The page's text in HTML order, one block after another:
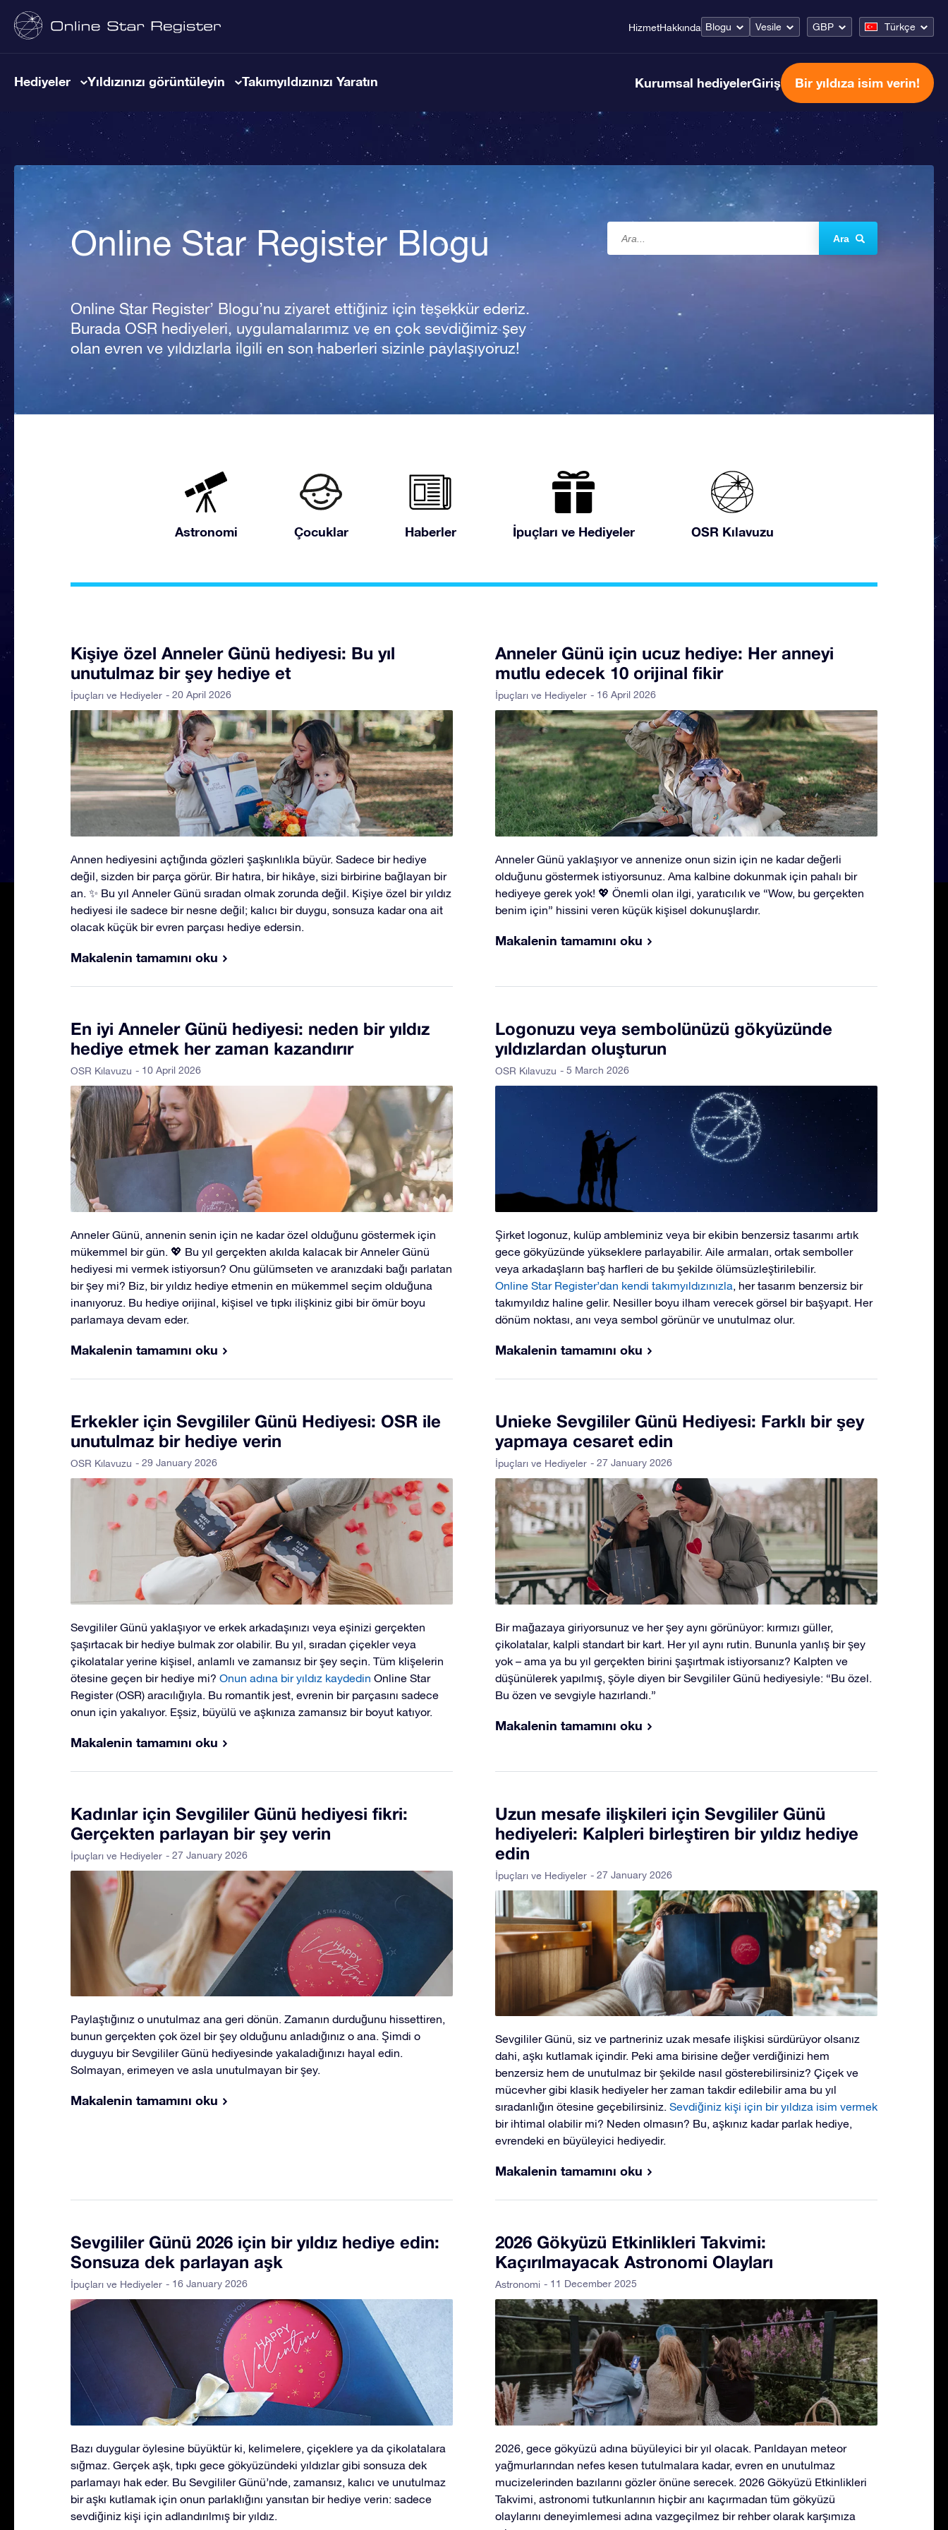
HizmetHakkında Blogu Vesile GBP Türkçe
Hediyeler Yıldızınızı görüntüleyin Takımyıldızınızı Yaratın Kurumsal hediyelerGiriş Bir yıldıza isim verin!
Online Star Register Blogu
Online Star Register’ Blogu’nu ziyaret ettiğiniz için teşekkür ederiz.
Burada OSR hediyeleri, uygulamalarımız ve en çok sevdiğimiz şey
olan evren ve yıldızlarla ilgili en son haberleri sizinle paylaşıyoruz!
Ara
Astronomi Çocuklar Haberler İpuçları ve Hediyeler OSR Kılavuzu
Kişiye özel Anneler Günü hediyesi: Bu yıl
unutulmaz bir şey hediye et
İpuçları ve Hediyeler - 20 April 2026
Annen hediyesini açtığında gözleri şaşkınlıkla büyür. Sadece bir hediye
değil, sizden bir parça görür. Bir hatıra, bir hikâye, sizi birbirine bağlayan bir
an. ✨ Bu yıl Anneler Günü sıradan olmak zorunda değil. Kişiye özel bir yıldız
hediyesi ile sadece bir nesne değil; kalıcı bir duygu, sonsuza kadar ona ait
olacak küçük bir evren parçası hediye edersin.
Makalenin tamamını oku
Anneler Günü için ucuz hediye: Her anneyi
mutlu edecek 10 orijinal fikir
İpuçları ve Hediyeler - 16 April 2026
Anneler Günü yaklaşıyor ve annenize onun sizin için ne kadar değerli
olduğunu göstermek istiyorsunuz. Ama kalbine dokunmak için pahalı bir
hediyeye gerek yok! 💖 Önemli olan ilgi, yaratıcılık ve “Wow, bu gerçekten
benim için” hissini veren küçük kişisel dokunuşlardır.
Makalenin tamamını oku
En iyi Anneler Günü hediyesi: neden bir yıldız
hediye etmek her zaman kazandırır
OSR Kılavuzu - 10 April 2026
Anneler Günü, annenin senin için ne kadar özel olduğunu göstermek için
mükemmel bir gün. 💖 Bu yıl gerçekten akılda kalacak bir Anneler Günü
hediyesi mi vermek istiyorsun? Onu gülümseten ve aranızdaki bağı parlatan
bir şey mi? Biz, bir yıldız hediye etmenin en mükemmel seçim olduğuna
inanıyoruz. Bu hediye orijinal, kişisel ve tıpkı ilişkiniz gibi bir ömür boyu
parlamaya devam eder.
Makalenin tamamını oku
Logonuzu veya sembolünüzü gökyüzünde
yıldızlardan oluşturun
OSR Kılavuzu - 5 March 2026
Şirket logonuz, kulüp ambleminiz veya bir ekibin benzersiz tasarımı artık
gece gökyüzünde yükseklere parlayabilir. Aile armaları, ortak semboller
veya arkadaşların baş harfleri de bu şekilde ölümsüzleştirilebilir.
Online Star Register’dan kendi takımyıldızınızla, her tasarım benzersiz bir
takımyıldız haline gelir. Nesiller boyu ilham verecek görsel bir başyapıt. Her
dönüm noktası, anı veya sembol görünür ve unutulmaz olur.
Makalenin tamamını oku
Erkekler için Sevgililer Günü Hediyesi: OSR ile
unutulmaz bir hediye verin
OSR Kılavuzu - 29 January 2026
Sevgililer Günü yaklaşıyor ve erkek arkadaşınızı veya eşinizi gerçekten
şaşırtacak bir hediye bulmak zor olabilir. Bu yıl, sıradan çiçekler veya
çikolatalar yerine kişisel, anlamlı ve zamansız bir şey seçin. Tüm klişelerin
ötesine geçen bir hediye mi? Onun adına bir yıldız kaydedin Online Star
Register (OSR) aracılığıyla. Bu romantik jest, evrenin bir parçasını sadece
onun için yakalıyor. Eşsiz, büyülü ve aşkınıza zamansız bir boyut katıyor.
Makalenin tamamını oku
Unieke Sevgililer Günü Hediyesi: Farklı bir şey
yapmaya cesaret edin
İpuçları ve Hediyeler - 27 January 2026
Bir mağazaya giriyorsunuz ve her şey aynı görünüyor: kırmızı güller,
çikolatalar, kalpli standart bir kart. Her yıl aynı rutin. Bununla yanlış bir şey
yok – ama ya bu yıl gerçekten birini şaşırtmak istiyorsanız? Kalpten ve
düşünülerek yapılmış, şöyle diyen bir Sevgililer Günü hediyesiyle: “Bu özel.
Bu özen ve sevgiyle hazırlandı.”
Makalenin tamamını oku
Kadınlar için Sevgililer Günü hediyesi fikri:
Gerçekten parlayan bir şey verin
İpuçları ve Hediyeler - 27 January 2026
Paylaştığınız o unutulmaz ana geri dönün. Zamanın durduğunu hissettiren,
bunun gerçekten çok özel bir şey olduğunu anladığınız o ana. Şimdi o
duyguyu bir Sevgililer Günü hediyesinde yakaladığınızı hayal edin.
Solmayan, erimeyen ve asla unutulmayan bir şey.
Makalenin tamamını oku
Uzun mesafe ilişkileri için Sevgililer Günü
hediyeleri: Kalpleri birleştiren bir yıldız hediye
edin
İpuçları ve Hediyeler - 27 January 2026
Sevgililer Günü, siz ve partneriniz uzak mesafe ilişkisi sürdürüyor olsanız
dahi, aşkı kutlamak içindir. Peki ama birisine değer verdiğinizi hem
benzersiz hem de unutulmaz bir şekilde nasıl gösterebilirsiniz? Çiçek ve
mücevher gibi klasik hediyeler her zaman takdir edilebilir ama bu yıl
sıradanlığın ötesine geçebilirsiniz. Sevdiğiniz kişi için bir yıldıza isim vermek
bir ihtimal olabilir mi? Neden olmasın? Bu, aşkınız kadar parlak hediye,
evrendeki en büyüleyici hediyedir.
Makalenin tamamını oku
Sevgililer Günü 2026 için bir yıldız hediye edin:
Sonsuza dek parlayan aşk
İpuçları ve Hediyeler - 16 January 2026
Bazı duygular öylesine büyüktür ki, kelimelere, çiçeklere ya da çikolatalara
sığmaz. Gerçek aşk, tıpkı gece gökyüzündeki yıldızlar gibi sonsuza dek
parlamayı hak eder. Bu Sevgililer Günü’nde, zamansız, kalıcı ve unutulmaz
bir aşkı kutlamak için onun parlaklığını yansıtan bir hediye verin: sadece
sevdiğiniz kişi için adlandırılmış bir yıldız.
2026 Gökyüzü Etkinlikleri Takvimi:
Kaçırılmayacak Astronomi Olayları
Astronomi - 11 December 2025
2026, gece gökyüzü adına büyüleyici bir yıl olacak. Parıldayan meteor
yağmurlarından nefes kesen tutulmalara kadar, evren en unutulmaz
mucizelerinden bazılarını gözler önüne serecek. 2026 Gökyüzü Etkinlikleri
Takvimi, astronomi tutkunlarının hiçbir anı kaçırmadan tüm gökyüzü
olaylarını deneyimlemesi adına vazgeçilmez bir rehber olarak karşımıza